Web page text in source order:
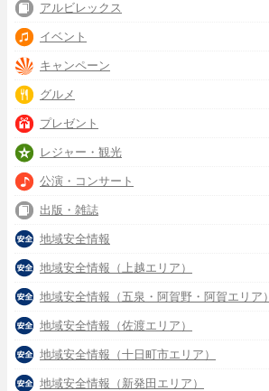
アルビレックス
イベント
キャンペーン
グルメ
プレゼント
レジャー・観光
公演・コンサート
出版・雑誌
地域安全情報
地域安全情報（上越エリア）
地域安全情報（五泉・阿賀野・阿賀エリア）
地域安全情報（佐渡エリア）
地域安全情報（十日町市エリア）
地域安全情報（新発田エリア）